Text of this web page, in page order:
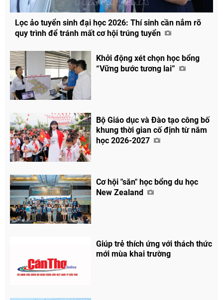
Lọc ảo tuyển sinh đại học 2026: Thí sinh cần nắm rõ
quy trình để tránh mất cơ hội trúng tuyển
Khởi động xét chọn học bổng
“Vững bước tương lai”
Bộ Giáo dục và Đào tạo công bố
khung thời gian cố định từ năm
học 2026-2027
Cơ hội "săn" học bổng du học
New Zealand
Giúp trẻ thích ứng với thách thức
mới mùa khai trường